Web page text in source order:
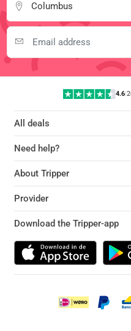
Columbus
4.6|
All deals
Need help?
About Tripper
Provider
Download the Tripper-app